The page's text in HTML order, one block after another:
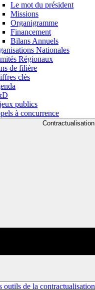
Le mot du président
Missions
Organigramme
Financement
Bilans Annuels
Nationales
Régionaux
de filière
clés
publics
à concurrence
Contractualisation
outils de la contractualisation